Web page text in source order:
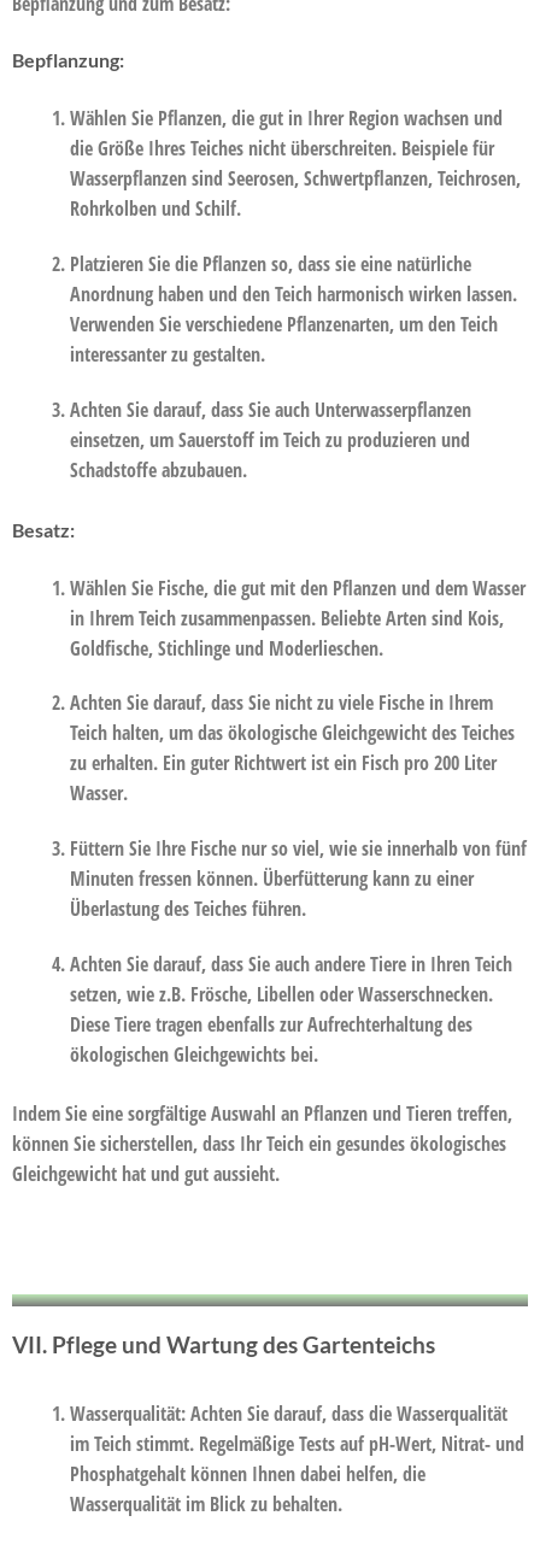
Bepflanzung:
Wählen Sie Pflanzen, die gut in Ihrer Region wachsen und
die Größe Ihres Teiches nicht überschreiten. Beispiele für
Wasserpflanzen sind Seerosen, Schwertpflanzen, Teichrosen,
Rohrkolben und Schilf.
Platzieren Sie die Pflanzen so, dass sie eine natürliche
Anordnung haben und den Teich harmonisch wirken lassen.
Verwenden Sie verschiedene Pflanzenarten, um den Teich
interessanter zu gestalten.
Achten Sie darauf, dass Sie auch Unterwasserpflanzen
einsetzen, um Sauerstoff im Teich zu produzieren und
Schadstoffe abzubauen.
Besatz:
Wählen Sie Fische, die gut mit den Pflanzen und dem Wasser
in Ihrem Teich zusammenpassen. Beliebte Arten sind Kois,
Goldfische, Stichlinge und Moderlieschen.
Achten Sie darauf, dass Sie nicht zu viele Fische in Ihrem
Teich halten, um das ökologische Gleichgewicht des Teiches
zu erhalten. Ein guter Richtwert ist ein Fisch pro 200 Liter
Wasser.
Füttern Sie Ihre Fische nur so viel, wie sie innerhalb von fünf
Minuten fressen können. Überfütterung kann zu einer
Überlastung des Teiches führen.
Achten Sie darauf, dass Sie auch andere Tiere in Ihren Teich
setzen, wie z.B. Frösche, Libellen oder Wasserschnecken.
Diese Tiere tragen ebenfalls zur Aufrechterhaltung des
ökologischen Gleichgewichts bei.
Indem Sie eine sorgfältige Auswahl an Pflanzen und Tieren treffen,
können Sie sicherstellen, dass Ihr Teich ein gesundes ökologisches
Gleichgewicht hat und gut aussieht.
VII. Pflege und Wartung des Gartenteichs
Wasserqualität:Achten Sie darauf, dass die Wasserqualität
im Teich stimmt. Regelmäßige Tests auf pH-Wert, Nitrat- und
Phosphatgehalt können Ihnen dabei helfen, die
Wasserqualität im Blick zu behalten.